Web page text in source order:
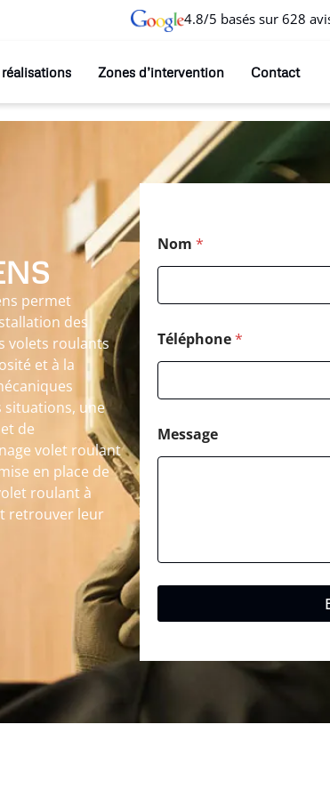
4.8/5 basés sur 628
Zones d’intervention Contact
permet
des
volets roulants
et à la
situations, une
de
volet roulant
en place de
roulant à
retrouver leur
Nom *
Téléphone*
Message